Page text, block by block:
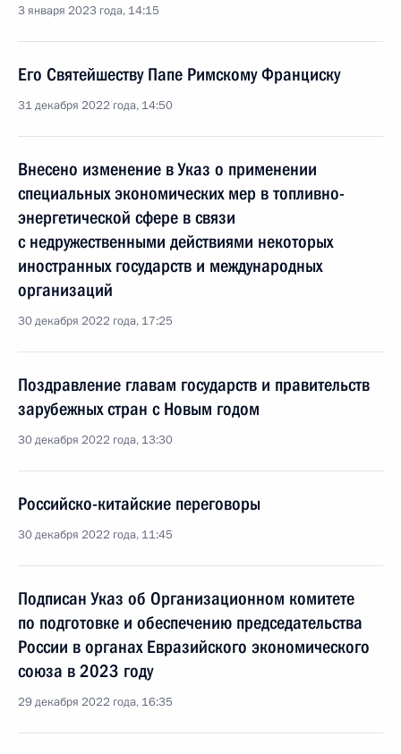
3 января 2023 года, 14:15
Его Святейшеству Папе Римскому Франциску
31 декабря 2022 года, 14:50
Внесено изменение в Указ о применении
специальных экономических мер в топливно-
энергетической сфере в связи
с недружественными действиями некоторых
иностранных государств и международных
организаций
30 декабря 2022 года, 17:25
Поздравление главам государств и правительств
зарубежных стран с Новым годом
30 декабря 2022 года, 13:30
Российско-китайские переговоры
30 декабря 2022 года, 11:45
Подписан Указ об Организационном комитете
по подготовке и обеспечению председательства
России в органах Евразийского экономического
союза в 2023 году
29 декабря 2022 года, 16:35